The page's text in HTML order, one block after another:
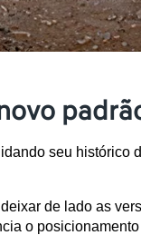
seu histórico
de lado as
o